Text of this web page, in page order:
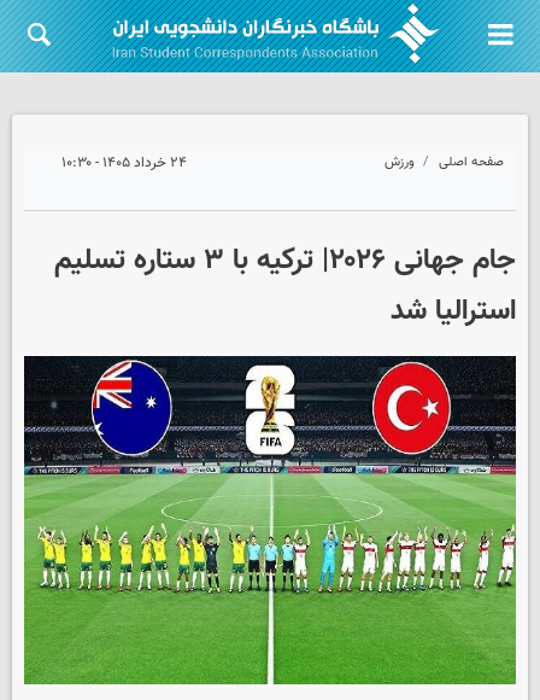
صفحه اصلی ورزش ۲۴ خرداد ۱۴۰۵ - ۱۰:۳۰
جام جهانی ۲۰۲۶| ترکیه با ۳ ستاره تسلیم
استرالیا شد